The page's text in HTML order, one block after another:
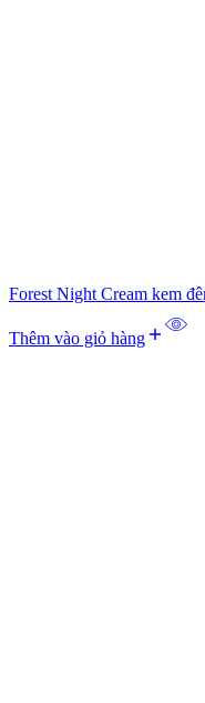
Forest Night Cream kem
Thêm vào giỏ hàng